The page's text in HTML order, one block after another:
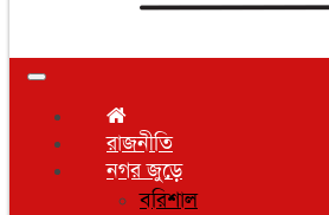
Toggle
রাজনীতি
নগর জুড়ে
বরিশাল